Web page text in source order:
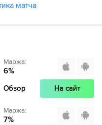
матча
Маржа:
6%
Обзор На сайт
Маржа:
7%